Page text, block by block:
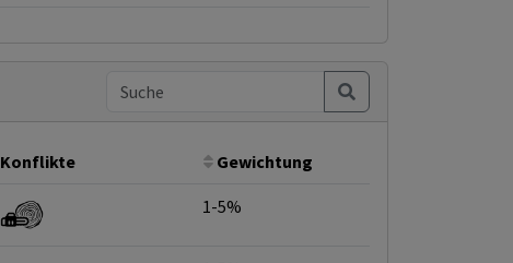
Konflikte Gewichtung
1-5%